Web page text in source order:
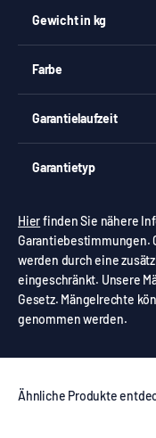
Gewicht in kg
Farbe
Garantielaufzeit
Garantietyp
Hierfinden Sie nähere
Garantiebestimmungen.
werden durch eine
eingeschränkt. Unsere
Gesetz. Mängelrechte
genommen werden.